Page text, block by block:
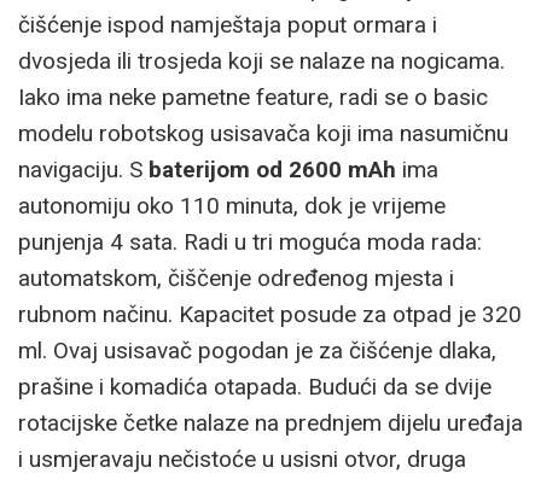
čišćenje ispod namještaja poput ormara i
dvosjeda ili trosjeda koji se nalaze na nogicama.
Iako ima neke pametne feature, radi se o basic
modelu robotskog usisavača koji ima nasumičnu
navigaciju. S baterijom od 2600 mAh ima
autonomiju oko 110 minuta, dok je vrijeme
punjenja 4 sata. Radi u tri moguća moda rada:
automatskom, čiščenje određenog mjesta i
rubnom načinu. Kapacitet posude za otpad je 320
ml. Ovaj usisavač pogodan je za čišćenje dlaka,
prašine i komadića otapada. Budući da se dvije
rotacijske četke nalaze na prednjem dijelu uređaja
i usmjeravaju nečistoće u usisni otvor, druga